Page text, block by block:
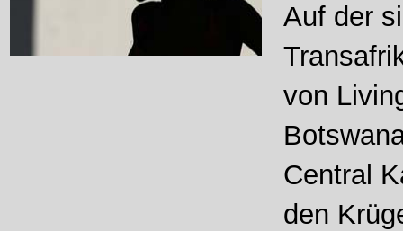
Auf der
von
Central
den